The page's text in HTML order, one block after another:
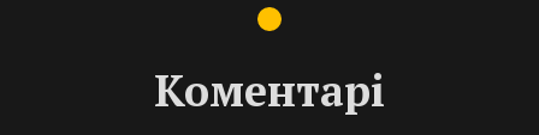
Коментарі